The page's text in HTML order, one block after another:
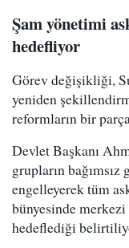
Şam yönetimi
hedefliyor
Görev değişikliği,
yeniden
reformların bir
Devlet Başkanı
grupların
engelleyerek tüm
bünyesinde
hedeflediği